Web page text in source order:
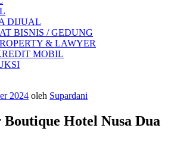
DIJUAL
BISNIS / GEDUNG
& LAWYER
MOBIL
2024 oleh Supardani
Hotel Nusa Dua